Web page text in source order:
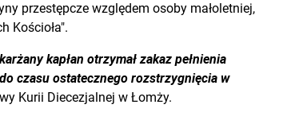
przestępcze względem osoby małoletniej,
Kościoła".
kapłan otrzymał zakaz pełnienia
czasu ostatecznego rozstrzygnięcia w
Kurii Diecezjalnej w Łomży.